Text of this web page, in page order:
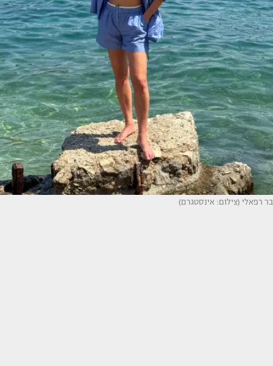
בר רפאלי (צילום: אינסטגרם)